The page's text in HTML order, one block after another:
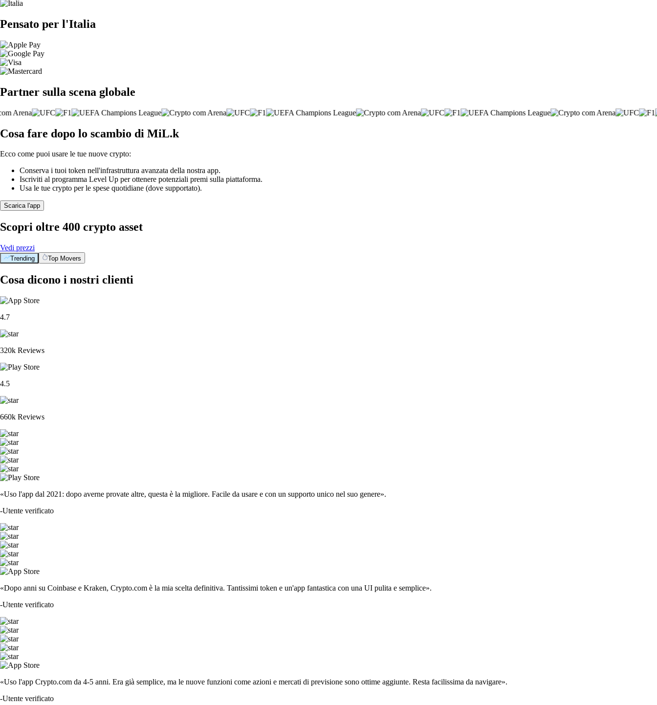
Pensato per l'Italia
Partner sulla scena globale
Cosa fare dopo lo scambio di MiL.k
Ecco come puoi usare le tue nuove crypto:
Conserva i tuoi token nell'infrastruttura avanzata della nostra app.
Iscriviti al programma Level Up per ottenere potenziali premi sulla piattaforma.
Usa le tue crypto per le spese quotidiane (dove supportato).
Scarica l'app
Scopri oltre 400 crypto asset
Vedi prezzi
Trending Top Movers
Cosa dicono i nostri clienti
4.7
320k Reviews
4.5
660k Reviews
«Uso l'app dal 2021: dopo averne provate altre, questa è la migliore. Facile da usare e con un supporto unico nel suo genere».
-Utente verificato
«Dopo anni su Coinbase e Kraken, Crypto.com è la mia scelta definitiva. Tantissimi token e un'app fantastica con una UI pulita e semplice».
-Utente verificato
«Uso l'app Crypto.com da 4-5 anni. Era già semplice, ma le nuove funzioni come azioni e mercati di previsione sono ottime aggiunte. Resta facilissima da navigare».
-Utente verificato